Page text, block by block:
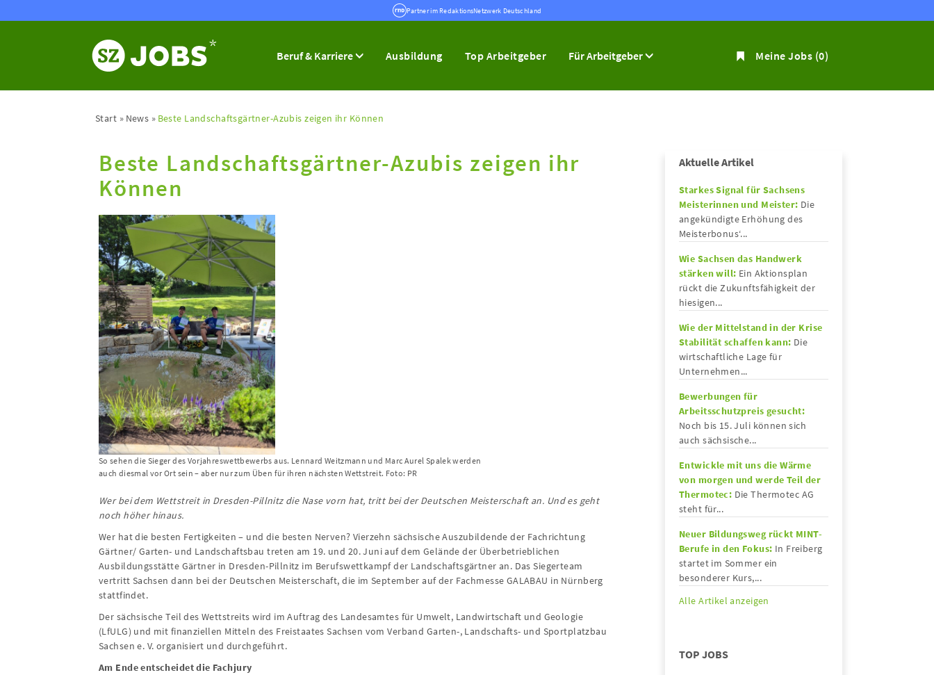
Partner im RedaktionsNetzwerk Deutschland
Beruf & Karriere Ausbildung Top Arbeitgeber Für Arbeitgeber Meine Jobs (0)
Start News Beste Landschaftsgärtner-Azubis zeigen ihr Können
Beste Landschaftsgärtner-Azubis zeigen ihr
Können
So sehen die Sieger des Vorjahreswettbewerbs aus. Lennard Weitzmann und Marc Aurel Spalek werden
auch diesmal vor Ort sein – aber nur zum Üben für ihren nächsten Wettstreit. Foto: PR
Wer bei dem Wettstreit in Dresden-Pillnitz die Nase vorn hat, tritt bei der Deutschen Meisterschaft an. Und es geht
noch höher hinaus.
Wer hat die besten Fertigkeiten – und die besten Nerven? Vierzehn sächsische Auszubildende der Fachrichtung
Gärtner/ Garten- und Landschaftsbau treten am 19. und 20. Juni auf dem Gelände der Überbetrieblichen
Ausbildungsstätte Gärtner in Dresden-Pillnitz im Berufswettkampf der Landschaftsgärtner an. Das Siegerteam
vertritt Sachsen dann bei der Deutschen Meisterschaft, die im September auf der Fachmesse GALABAU in Nürnberg
stattfindet.
Der sächsische Teil des Wettstreits wird im Auftrag des Landesamtes für Umwelt, Landwirtschaft und Geologie
(LfULG) und mit finanziellen Mitteln des Freistaates Sachsen vom Verband Garten-, Landschafts- und Sportplatzbau
Sachsen e. V. organisiert und durchgeführt.
Am Ende entscheidet die Fachjury
Aktuelle Artikel
Starkes Signal für Sachsens
Meisterinnen und Meister: Die
angekündigte Erhöhung des
Meisterbonus‘...
Wie Sachsen das Handwerk
stärken will: Ein Aktionsplan
rückt die Zukunftsfähigkeit der
hiesigen...
Wie der Mittelstand in der Krise
Stabilität schaffen kann: Die
wirtschaftliche Lage für
Unternehmen...
Bewerbungen für
Arbeitsschutzpreis gesucht:
Noch bis 15. Juli können sich
auch sächsische...
Entwickle mit uns die Wärme
von morgen und werde Teil der
Thermotec: Die Thermotec AG
steht für...
Neuer Bildungsweg rückt MINT-
Berufe in den Fokus: In Freiberg
startet im Sommer ein
besonderer Kurs,...
Alle Artikel anzeigen
TOP JOBS